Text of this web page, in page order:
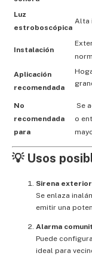
Luz
estroboscópica
Alta
Instalación
Aplicación
recomendada
No
recomendada
para
Se
o
💡 Usos
Sirena
Se enlaza
emitir una
Alarma
Puede
ideal para